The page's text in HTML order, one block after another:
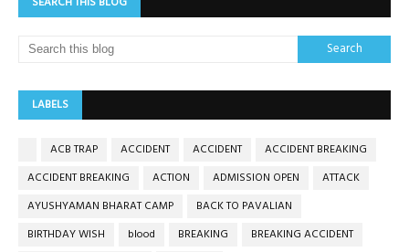
LABELS
ACB TRAP ACCIDENT ACCIDENT
ACCIDENT BREAKING
ACCIDENT BREAKING
ACTION ADMISSION OPEN
ATTACK
AYUSHYAMAN BHARAT CAMP
BACK TO PAVALIAN
BIRTHDAY WISH
blood BREAKING
BREAKING ACCIDENT